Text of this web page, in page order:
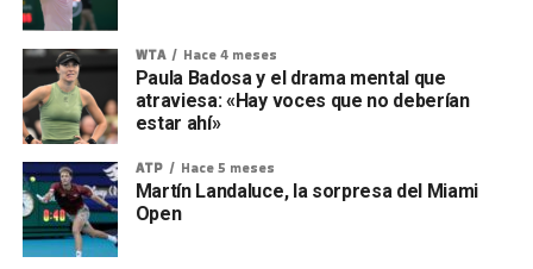
WTA Hace 4 meses
Paula Badosa y el drama mental que
atraviesa: «Hay voces que no deberían
estar ahí»
ATP Hace 5 meses
Martín Landaluce, la sorpresa del Miami
Open